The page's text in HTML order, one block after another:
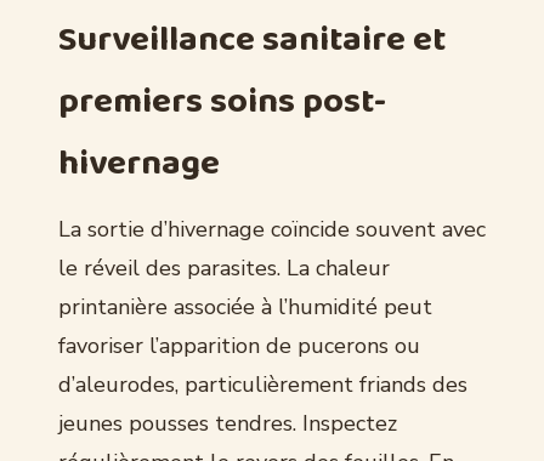
Surveillance sanitaire et
premiers soins post-
hivernage
La sortie d’hivernage coïncide souvent avec
le réveil des parasites. La chaleur
printanière associée à l’humidité peut
favoriser l’apparition de pucerons ou
d’aleurodes, particulièrement friands des
jeunes pousses tendres. Inspectez